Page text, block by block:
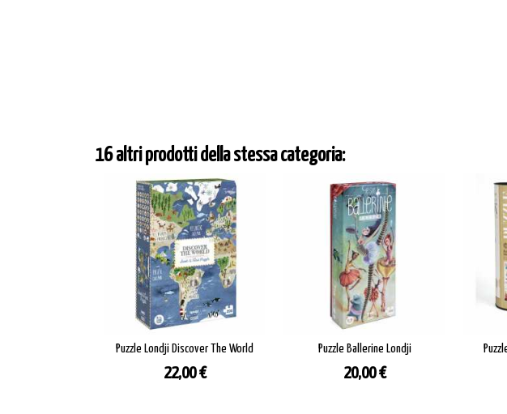
16 altri prodotti della stessa categoria:
Puzzle Londji Discover The World
Prezzo
22,00 €
Puzzle Ballerine Londji
Prezzo
20,00 €